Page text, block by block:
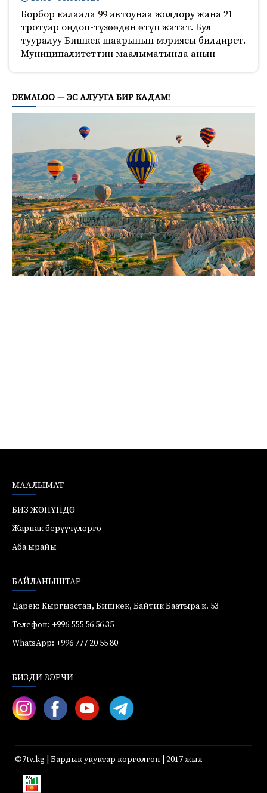
Борбор калаада 99 автоунаа жолдору жана 21
тротуар оңдоп-түзөөдөн өтүп жатат. Бул
тууралуу Бишкек шаарынын мэриясы билдирет.
Муниципалитеттин маалыматында анын
DEMALOO — ЭС АЛУУГА БИР КАДАМ!
МААЛЫМАТ
БИЗ ЖӨНҮНДӨ
Жарнак берүүчүлөргө
Аба ырайы
БАЙЛАНЫШТАР
Дарек: Кыргызстан, Бишкек, Байтик Баатыра к. 53
Телефон: +996 555 56 56 35
WhatsApp: +996 777 20 55 80
БИЗДИ ЭЭРЧИ
©7tv.kg | Бардык укуктар корголгон | 2017 жыл